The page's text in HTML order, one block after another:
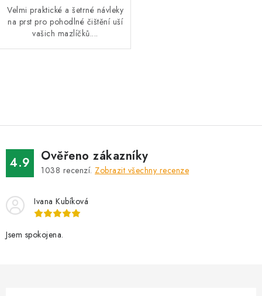
Velmi praktické a šetrné návleky
na prst pro pohodlné čištění uší
vašich mazlíčků....
á
d
a
c
p
v
4.9 Ověřeno zákazníky
1038 recenzí. Zobrazit všechny recenze
Ivana Kubíková
Jsem spokojena.